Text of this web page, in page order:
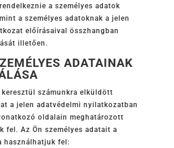
a személyes adatok
a személyes adatoknak a jelen
előírásaival összhangban
illetően.
ADATAINAK
számunkra elküldött
a jelen adatvédelmi nyilatkozatban
oldalain meghatározott
fel. Az Ön személyes adatait a
használhatjuk fel: